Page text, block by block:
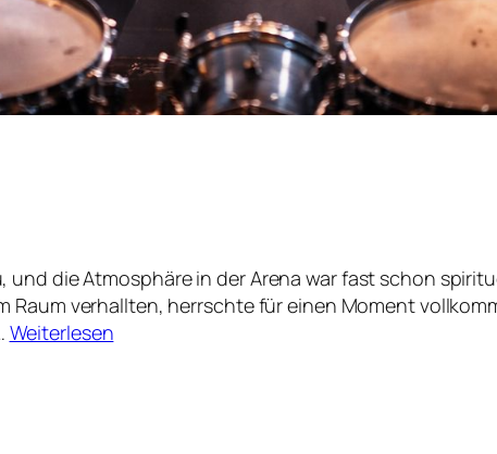
und die Atmosphäre in der Arena war fast schon
verhallten, herrschte für einen Moment
Weiterlesen